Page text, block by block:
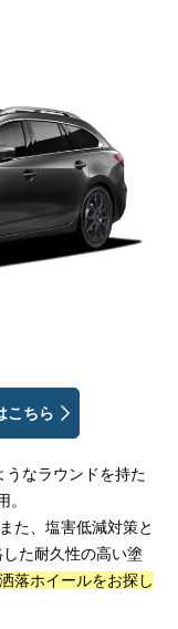
こちら
なラウンドを持た
た、塩害低減対策と
た耐久性の高い塗
落ホイールをお探し